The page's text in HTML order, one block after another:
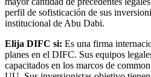
perfil de sofisticación de sus
institucional de Abu Dabi.
Elija DIFC si: Es una firma
planes en el DIFC. Sus equipos
capacitados en los marcos de